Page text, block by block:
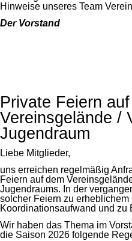
Hinweise unseres Team
Der Vorstand
Private Feiern
Vereinsgelände /
Jugendraum
Liebe Mitglieder,
uns erreichen regelmäßig
Feiern auf dem
Jugendraums. In der
solcher Feiern zu erheblichem
Koordinationsaufwand und
Wir haben das Thema im
die Saison 2026 folgende